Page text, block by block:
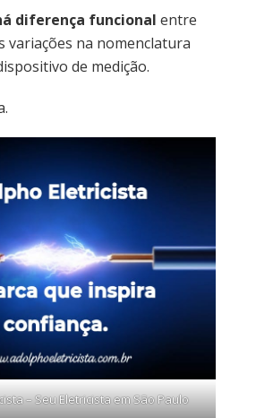
diferença funcional entre
variações na nomenclatura
de medição.
– Seu Eletricista em São Paulo